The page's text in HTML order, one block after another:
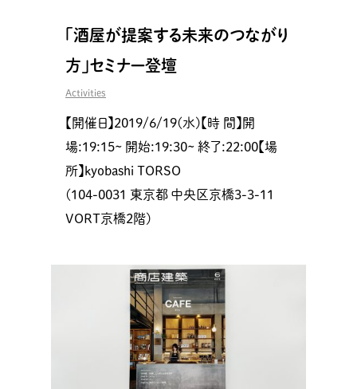
「酒屋が提案する未来のつながり
方」セミナー登壇
Activities
【開催日】2019/6/19(水)【時 間】開
場:19:15~ 開始:19:30~ 終了:22:00【場
所】kyobashi TORSO
(104-0031 東京都 中央区京橋3-3-11
VORT京橋2階)